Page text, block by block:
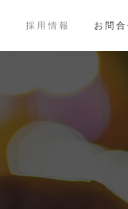
採用情報 お問